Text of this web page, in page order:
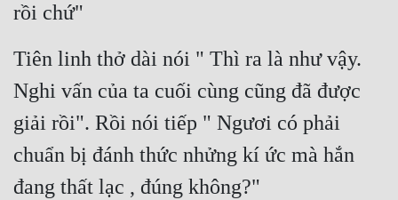
rồi chứ"
Tiên linh thở dài nói " Thì ra là như vậy.
Nghi vấn của ta cuối cùng cũng đã được
giải rồi". Rồi nói tiếp " Ngươi có phải
chuẩn bị đánh thức nhửng kí ức mà hắn
đang thất lạc , đúng không?"